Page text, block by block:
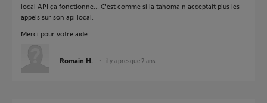
local API ça fonctionne... C'est comme si la tahoma n'acceptait plus les
appels sur son api local.
Merci pour votre aide
Romain H. il y a presque 2 ans